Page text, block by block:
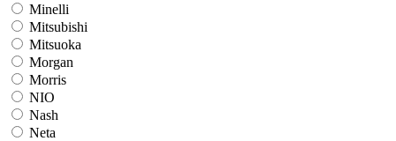
Minelli
Mitsubishi
Mitsuoka
Morgan
Morris
NIO
Nash
Neta